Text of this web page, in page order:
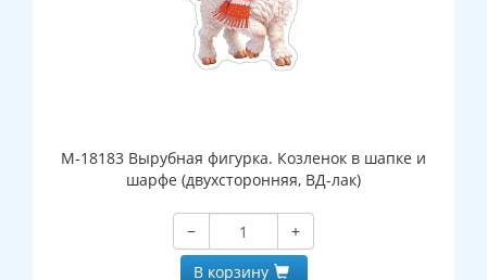
М-18183 Вырубная фигурка. Козленок в шапке и
шарфе (двухсторонняя, ВД-лак)
−
+
В корзину